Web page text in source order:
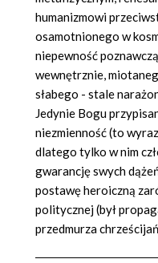
humanizmowi
osamotnionego w
niepewność
wewnętrznie,
słabego - stale
Jedynie Bogu
niezmienność (to
dlatego tylko w nim
gwarancję swych
postawę heroiczną
politycznej (był
przedmurza